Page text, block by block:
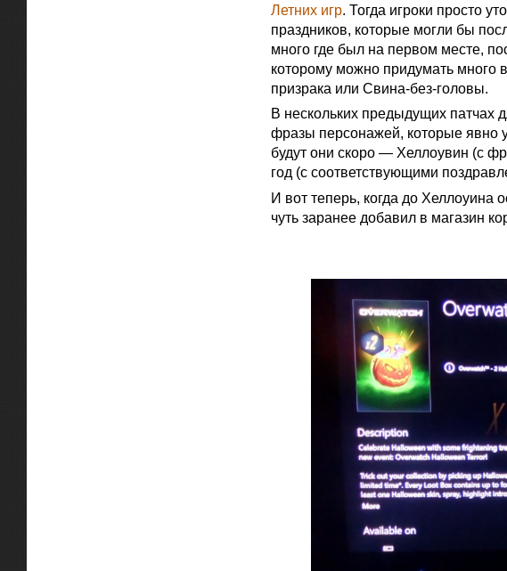
Летних игр. Тогда игроки просто
праздников, которые могли бы
много где был на первом месте,
которому можно придумать
призрака или Свина-без-головы.
В нескольких предыдущих патчах
фразы персонажей, которые явно
будут они скоро — Хеллоувин (с
год (с соответствующими
И вот теперь, когда до Хеллоуина
чуть заранее добавил в магазин